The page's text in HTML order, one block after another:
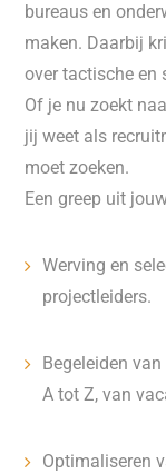
bureaus en
maken. Daarbij
over tactische en
Of je nu zoekt
jij weet als
moet zoeken.
Een greep uit
Werving en
projectleiders.
Begeleiden
A tot Z, van
Optimaliseren